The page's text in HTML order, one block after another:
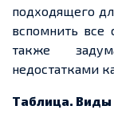
подходящего
вспомнить
также
недостатками
Таблица.